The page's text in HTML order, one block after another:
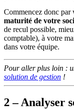
Commencez donc
maturité de votre
de recul possible,
comptable), à votre
dans votre équipe.
Pour aller plus loin :
solution de gestion !
2 – Analyser